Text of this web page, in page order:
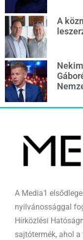
A
A Media1
nyilvánossággal
Hírközlési
sajtótermék, ahol a